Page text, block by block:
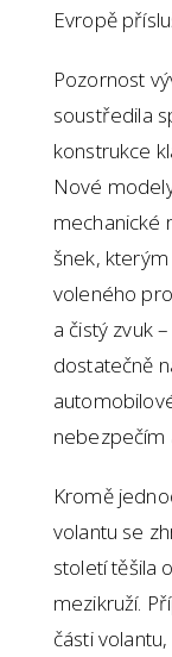
Evropě
Pozornost
soustředila
konstrukce
Nové
mechanické
šnek,
voleného
a čistý zvuk
dostatečně
nebezpečím
Kromě
volantu se
století těšila
mezikruží.
části